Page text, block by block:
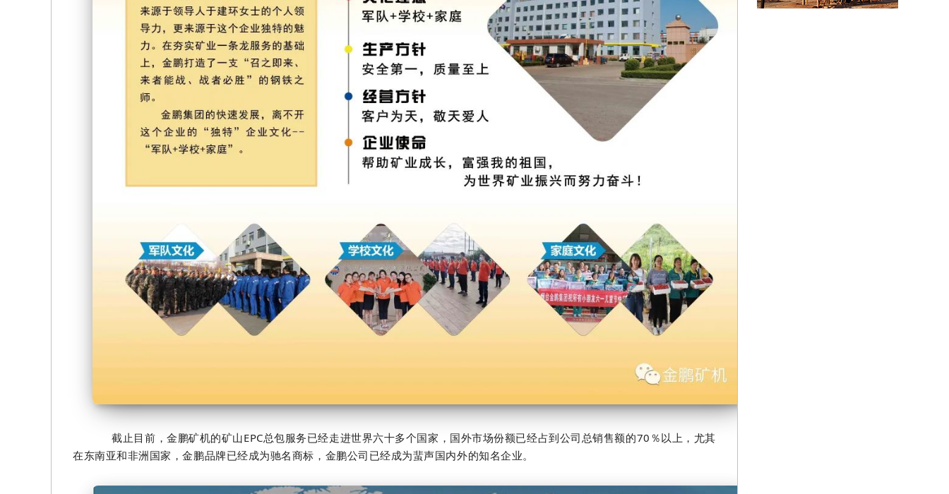
截止目前，金鹏矿机的矿山EPC总包服务已经走进世界六十多个国家，国外市场份额已经占到公司总销售额的70％以上，尤其
在东南亚和非洲国家，金鹏品牌已经成为驰名商标，金鹏公司已经成为蜚声国内外的知名企业。